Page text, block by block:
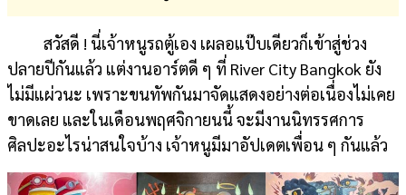
สวัสดี ! นี่เจ้าหนูรถตู้เอง เผลอแป๊บเดียวก็เข้าสู่ช่วง
ปลายปีกันแล้ว แต่งานอาร์ตดี ๆ ที่ River City Bangkok ยัง
ไม่มีแผ่วนะ เพราะขนทัพกันมาจัดแสดงอย่างต่อเนื่องไม่เคย
ขาดเลย และในเดือนพฤศจิกายนนี้ จะมีงานนิทรรศการ
ศิลปะอะไรน่าสนใจบ้าง เจ้าหนูมีมาอัปเดตเพื่อน ๆ กันแล้ว
เงิน
การ
ศึกษา
บันเทิง